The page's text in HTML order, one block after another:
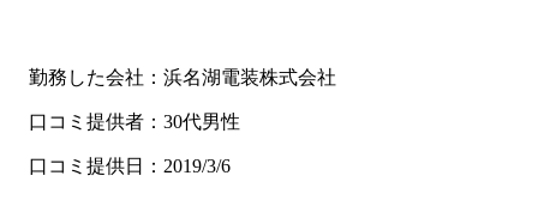
勤務した会社：浜名湖電装株式会社
口コミ提供者：30代男性
口コミ提供日：2019/3/6